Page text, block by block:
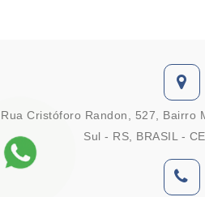
Rua Cristóforo Randon, 527, Bairro
Sul - RS, BRASIL -